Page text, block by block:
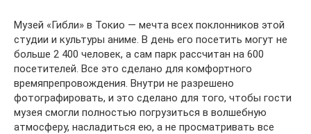
Музей «Гибли» в Токио — мечта всех поклонников этой
студии и культуры аниме. В день его посетить могут не
больше 2 400 человек, а сам парк рассчитан на 600
посетителей. Все это сделано для комфортного
времяпрепровождения. Внутри не разрешено
фотографировать, и это сделано для того, чтобы гости
музея смогли полностью погрузиться в волшебную
атмосферу, насладиться ею, а не просматривать все